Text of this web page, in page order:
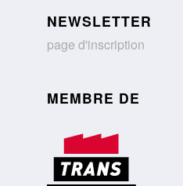
NEWSLETTER
page d'inscription
MEMBRE DE